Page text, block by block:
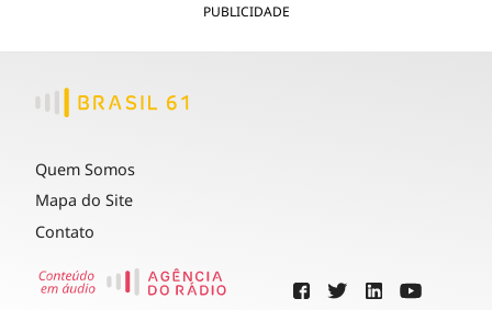
PUBLICIDADE
Quem Somos
Mapa do Site
Contato